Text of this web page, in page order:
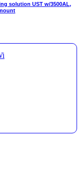
solution UST w/3500AL,